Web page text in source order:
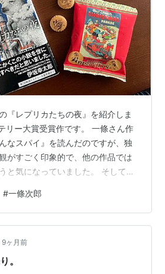
『レプリカたちの夜』を紹介しま
リー大賞受賞作です。 一條さん作
なスパイ』を読んだのですが、独
がすごく印象的で、他の作品では
と気になっていました。 そして、
一條さんの作品を絶賛しているの
になります。 目次 あらすじ 感想
レプリカ工場で、主人公はシロクマ
の命令を受け、シロクマの正体を
んだか変てこりんなことばかり起
#一條次郎
9ヶ月前
。